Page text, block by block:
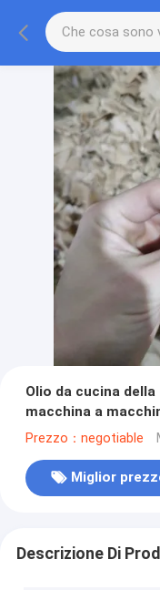
Olio da cucina
macchina a
olio
Prezzo：negotiable
Miglior
Descrizione Di